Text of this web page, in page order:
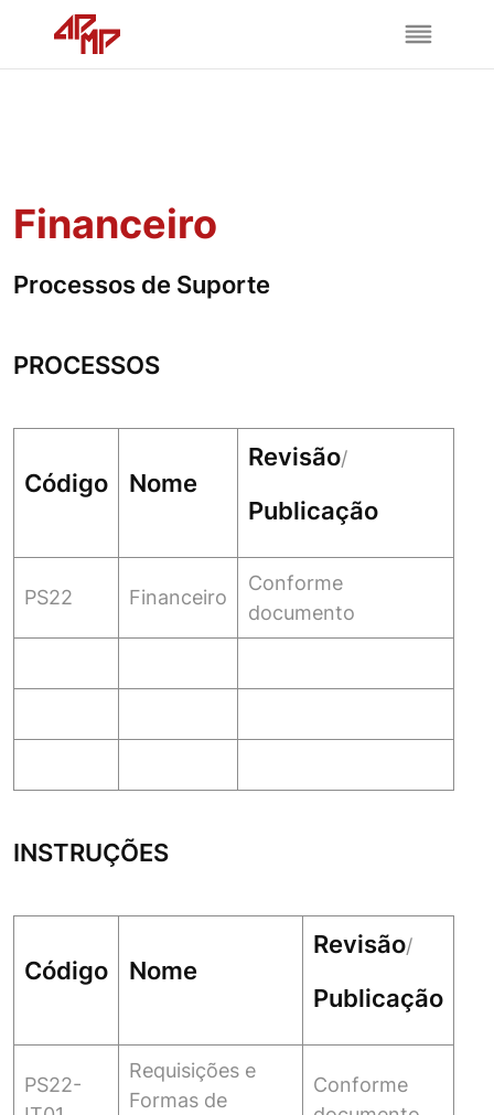
Financeiro
Processos de Suporte
PROCESSOS
Código Nome
Revisão/
Publicação
PS22 Financeiro
Conforme
documento
INSTRUÇÕES
Código Nome
Revisão/
Publicação
PS22-
Requisições e
Formas de
Conforme